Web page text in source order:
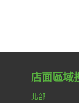
店面區域
北部